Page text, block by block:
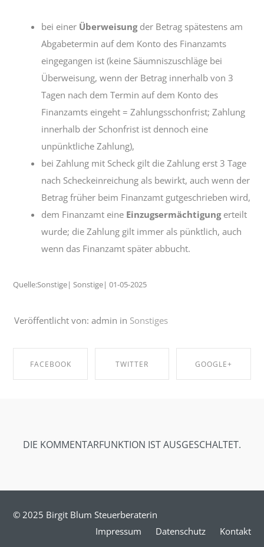
bei einer Überweisungder Betrag spätestens am
Abgabetermin auf dem Konto des Finanzamts
eingegangen ist (keine Säumniszuschläge bei
Überweisung, wenn der Betrag innerhalb von 3
Tagen nach dem Termin auf dem Konto des
Finanzamts eingeht = Zahlungsschonfrist; Zahlung
innerhalb der Schonfrist ist dennoch eine
unpünktliche Zahlung),
bei Zahlung mit Scheck gilt die Zahlung erst 3 Tage
nach Scheckeinreichung als bewirkt, auch wenn der
Betrag früher beim Finanzamt gutgeschrieben wird,
dem Finanzamt eine Einzugsermächtigungerteilt
wurde; die Zahlung gilt immer als pünktlich, auch
wenn das Finanzamt später abbucht.
Quelle:Sonstige| Sonstige| 01-05-2025
Veröffentlicht von: admin in Sonstiges
FACEBOOK TWITTER GOOGLE+
DIE KOMMENTARFUNKTION IST AUSGESCHALTET.
© 2025 Birgit Blum Steuerberaterin
Impressum
Datenschutz Kontakt